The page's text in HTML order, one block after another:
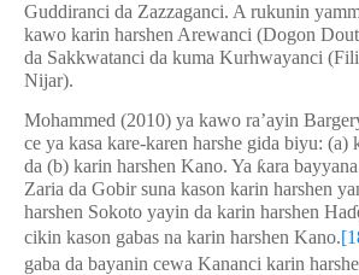
Guddiranci da Zazzaganci. A rukunin
kawo karin harshen Arewanci (Dogon
da Sakkwatanci da kuma Kurhwayanci
Nijar).
Mohammed (2010) ya kawo ra’ayin
ce ya kasa kare-karen harshe gida biyu: (a)
da (b) karin harshen Kano. Ya ƙara
Zaria da Gobir suna kason karin harshen
harshen Sokoto yayin da karin harshen Haɗ
cikin kason gabas na karin harshen Kano.
gaba da bayanin cewa Kananci karin